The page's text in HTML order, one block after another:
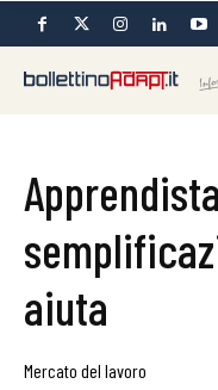
aiuta
Mercato del lavoro